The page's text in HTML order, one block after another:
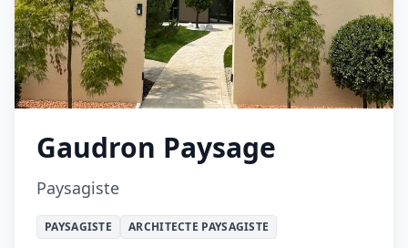
Gaudron Paysage
Paysagiste
PAYSAGISTE ARCHITECTE PAYSAGISTE